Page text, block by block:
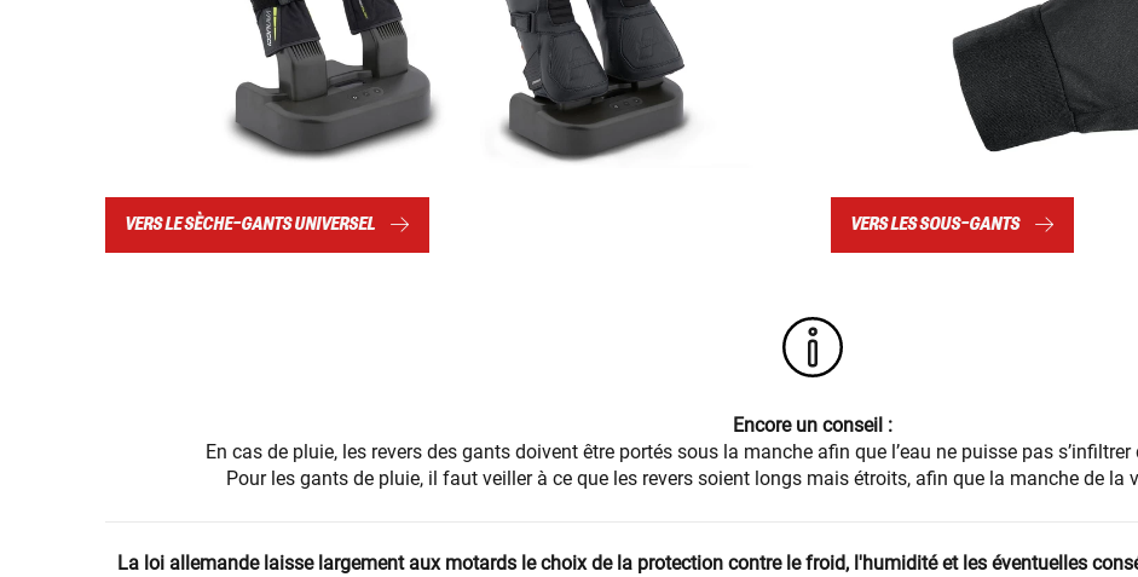
VERS LE SÈCHE-GANTS UNIVERSEL VERS LES SOUS-GANTS
Encore un conseil :
En cas de pluie, les revers des gants doivent être portés sous la manche afin que l’eau ne puisse pas
Pour les gants de pluie, il faut veiller à ce que les revers soient longs mais étroits, afin que la manche de la
La loi allemande laisse largement aux motards le choix de la protection contre le froid, l'humidité et les éventuelles